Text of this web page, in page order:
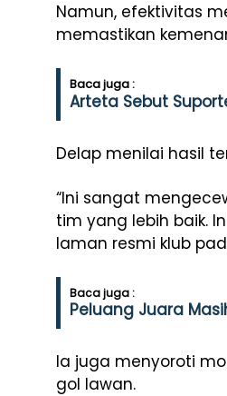
Namun, efektivitas
memastikan
Baca juga :
Arteta Sebut
Delap menilai hasil
“Ini sangat
tim yang lebih baik.
laman resmi klub
Baca juga :
Peluang Juara
Ia juga menyoroti
gol lawan.